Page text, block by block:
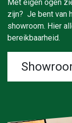
Met eigen ogen
zijn? Je bent van
showroom. Hier
bereikbaarheid.